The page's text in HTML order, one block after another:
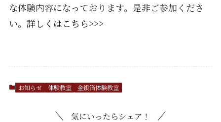
な体験内容になっております。是非ご参加くださ
い。 詳しくはこちら>>>
お知らせ 体験教室 金銀箔体験教室
気にいったらシェア！